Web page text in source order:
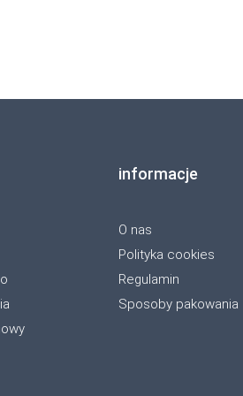
informacje
O nas
Polityka cookies
Regulamin
Sposoby pakowania